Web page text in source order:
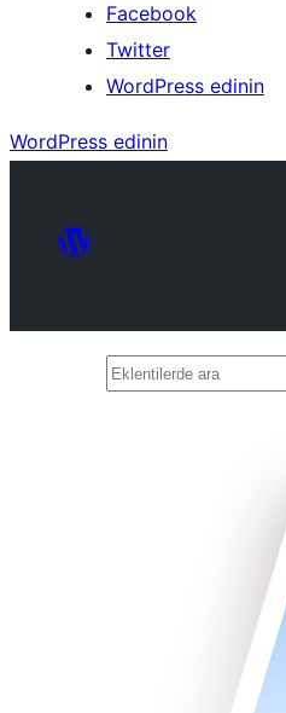
Facebook
Twitter
WordPress edinin
WordPress edinin
Eklentilerde